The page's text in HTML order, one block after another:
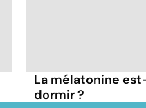
La mélatonine
dormir ?